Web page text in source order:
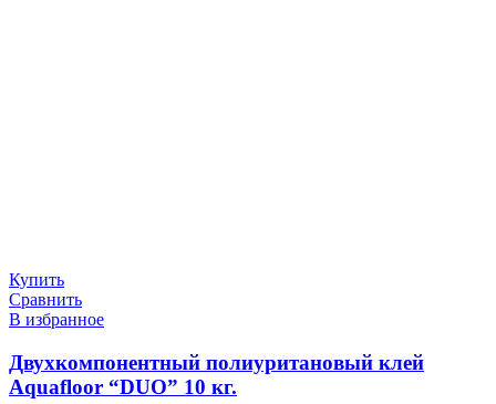
Купить
Сравнить
В избранное
Двухкомпонентный полиуритановый клей
Aquafloor “DUO” 10 кг.